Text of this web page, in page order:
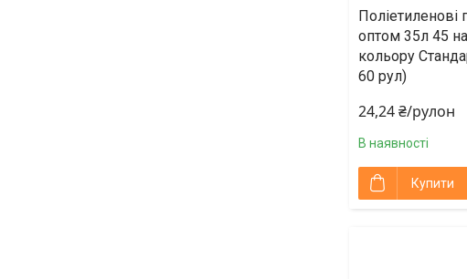
Поліетиленові
оптом 35л 45
кольору
60 рул)
24,24 ₴/рулон
В наявності
Купити